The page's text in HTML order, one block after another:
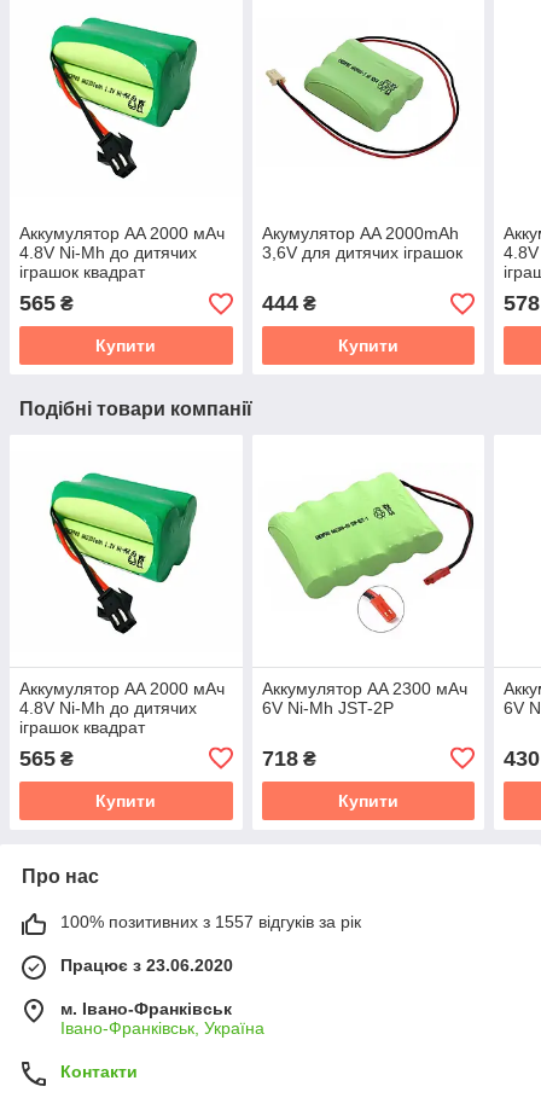
Аккумулятор AA 2000 мАч
4.8V Ni-Mh до дитячих
іграшок квадрат
565 ₴
Купити
Акумулятор AA 2000mAh
3,6V для дитячих іграшок
444₴
Купити
578
Подібні товари компанії
Аккумулятор AA 2000 мАч
4.8V Ni-Mh до дитячих
іграшок квадрат
565 ₴
Купити
Аккумулятор AA 2300 мАч
6V Ni-Mh JST-2P
718₴
Купити
6V
430
Про нас
100% позитивних з 1557 відгуків за рік
Працює з 23.06.2020
м. Івано-Франківськ
Івано-Франківськ, Україна
Контакти